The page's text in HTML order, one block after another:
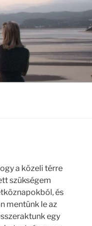
a közeli térre
szükségem
és
mentünk le az
egy